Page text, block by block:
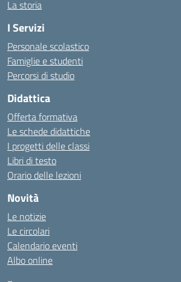
La storia
I Servizi
Personale scolastico
Famiglie e studenti
Percorsi di studio
Didattica
Offerta formativa
Le schede didattiche
I progetti delle classi
Libri di testo
Orario delle lezioni
Novità
Le notizie
Le circolari
Calendario eventi
Albo online